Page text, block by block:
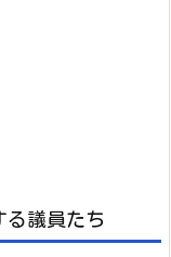
る議員たち